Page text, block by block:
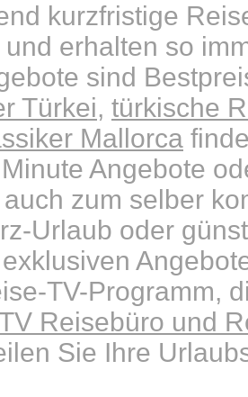
kurzfristige
und erhalten so
sind
Türkei, türkische
Mallorca
Angebote
zum selber
Urlaub oder
TV-Programm,
Reisebüro und
Sie Ihre